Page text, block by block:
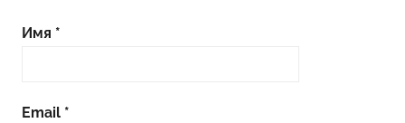
Имя *
Email *